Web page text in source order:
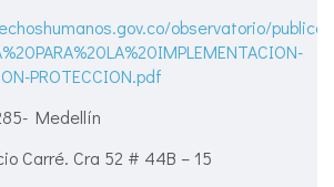
observatorio/
PROTECCION.pdf
Medellín
Carré. Cra 52 # 44B – 15